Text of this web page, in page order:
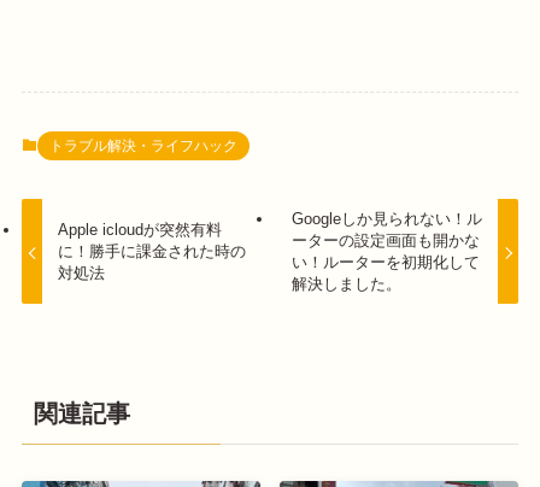
トラブル解決・ライフハック
Apple icloudが突然有料
に！勝手に課金された時の
対処法
Googleしか見られない！ル
ーターの設定画面も開かな
い！ルーターを初期化して
解決しました。
関連記事